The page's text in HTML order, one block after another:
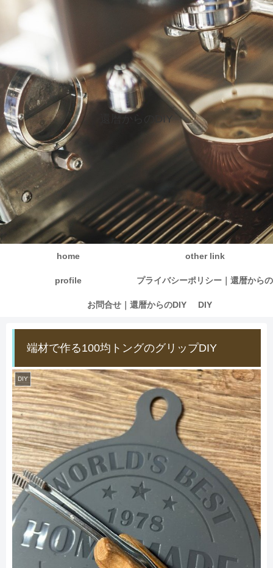
還暦からのDIY
home other link
profile プライバシーポリシー｜還暦からの
DIY
お問合せ｜還暦からのDIY
端材で作る100均トングのグリップDIY
DIY